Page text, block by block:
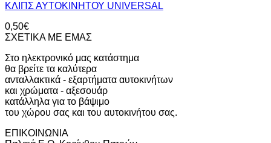
ΚΛΙΠΣ ΑΥΤΟΚΙΝΗΤΟΥ UNIVERSAL
0,50€
ΣΧΕΤΙΚΑ ΜΕ ΕΜΑΣ
Στο ηλεκτρονικό μας κατάστημα
θα βρείτε τα καλύτερα
ανταλλακτικά - εξαρτήματα αυτοκινήτων
και χρώματα - αξεσουάρ
κατάλληλα για το βάψιμο
του χώρου σας και του αυτοκινήτου σας.
ΕΠΙΚΟΙΝΩΝΙΑ